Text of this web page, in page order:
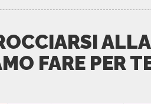
FARE PER